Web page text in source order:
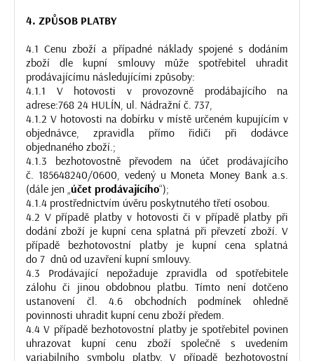
4. ZPŮSOB PLATBY
4.1 Cenu zboží a případné náklady spojené s dodáním
zboží dle kupní smlouvy může spotřebitel uhradit
prodávajícímu následujícími způsoby:
4.1.1 V hotovosti v provozovně prodábajícího na
adrese:768 24 HULÍN, ul. Nádražní č. 737,
4.1.2 V hotovosti na dobírku v místě určeném kupujícím v
objednávce, zpravidla přímo řidiči při dodávce
objednaného zboží.;
4.1.3 bezhotovostně převodem na účet prodávajícího
č. 185648240/0600, vedený u Moneta Money Bank a.s.
(dále jen „účet prodávajícího“);
4.1.4 prostřednictvím úvěru poskytnutého třetí osobou.
4.2 V případě platby v hotovosti či v případě platby při
dodání zboží je kupní cena splatná při převzetí zboží. V
případě bezhotovostní platby je kupní cena splatná
do 7 dnů od uzavření kupní smlouvy.
4.3 Prodávající nepožaduje zpravidla od spotřebitele
zálohu či jinou obdobnou platbu. Tímto není dotčeno
ustanovení čl. 4.6 obchodních podmínek ohledně
povinnosti uhradit kupní cenu zboží předem.
4.4 V případě bezhotovostní platby je spotřebitel povinen
uhrazovat kupní cenu zboží společně s uvedením
variabilního symbolu platby. V případě bezhotovostní